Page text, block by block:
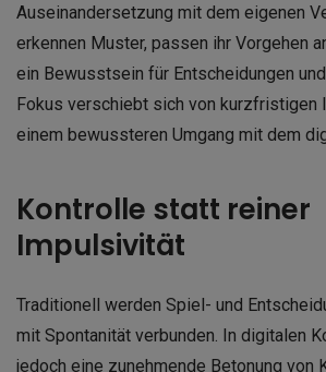
Auseinandersetzung mit dem eigenen
erkennen Muster, passen ihr Vorgehen
ein Bewusstsein für Entscheidungen
Fokus verschiebt sich von kurzfristigen
einem bewussteren Umgang mit dem
Kontrolle statt reiner
Impulsivität
Traditionell werden Spiel- und
mit Spontanität verbunden. In digitalen
jedoch eine zunehmende Betonung von